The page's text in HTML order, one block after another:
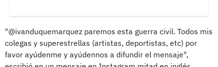
"@ivanduquemarquez paremos esta guerra civil. Todos mis
colegas y superestrellas (artistas, deportistas, etc) por
favor ayúdenme y ayúdennos a difundir el mensaje",